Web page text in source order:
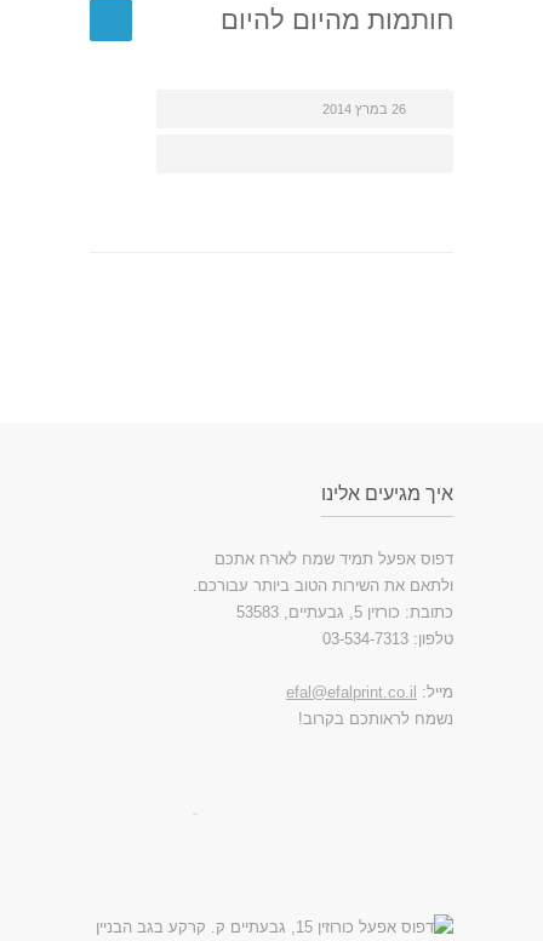
חותמות מהיום להיום
26 במרץ 2014
איך מגיעים אלינו
דפוס אפעל תמיד שמח לארח אתכם
ולתאם את השירות הטוב ביותר עבורכם.
כתובת: כורזין 5, גבעתיים, 53583
טלפון: 03-534-7313
מייל: efal@efalprint.co.il
נשמח לראותכם בקרוב!